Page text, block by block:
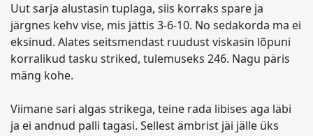
Uut sarja alustasin tuplaga, siis korraks spare ja
järgnes kehv vise, mis jättis 3-6-10. No sedakorda ma ei
eksinud. Alates seitsmendast ruudust viskasin lõpuni
korralikud tasku striked, tulemuseks 246. Nagu päris
mäng kohe.
Viimane sari algas strikega, teine rada libises aga läbi
ja ei andnud palli tagasi. Sellest ämbrist jäi jälle üks